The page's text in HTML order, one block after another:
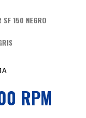
SF 150 NEGRO
RPM